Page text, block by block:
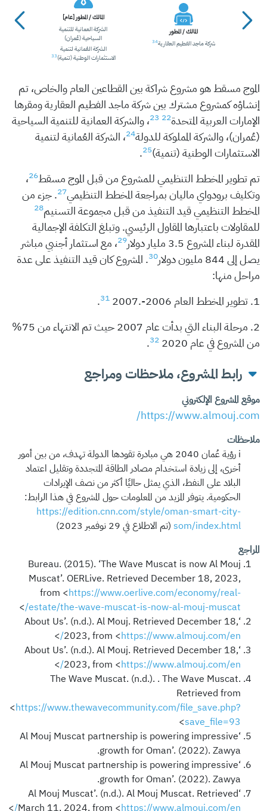
المالك / المطور [عام]
الشركة العمانية للتنمية
السياحية (عُمران)
الشركة العُمانية لتنمية
الاستثمارات الوطنية (تنمية)33
المالك / المطور
شركة ماجد الفطيم العقارية34
الموج مسقط هو مشروع شراكة بين القطاعين العام والخاص، تم
إنشاؤه كمشروع مشترك بين شركة ماجد الفطيم العقارية ومقرها
الإمارات العربية المتحدة22
23، والشركة العمانية للتنمية السياحية
(عُمران)، والشركة المملوكة للدولة24، الشركة العُمانية لتنمية
الاستثمارات الوطنية (تنمية)25
.
تم تطوير المخطط التنظيمي للمشروع من قبل الموج مسقط26،
وتكليف برودواي ماليان بمراجعة المخطط التنظيمي27. جزء من
المخطط التنظيمي قيد التنفيذ من قبل مجموعة التسنيم28
للمقاولات باعتبارها المقاول الرئيسي. وتبلغ التكلفة الإجمالية
المقدرة لبناء المشروع 3.5 مليار دولار
29، مع استثمار أجنبي مباشر
يصل إلى 844 مليون دولار
30. المشروع كان قيد التنفيذ على عدة
مراحل منها:
1. تطوير المخطط العام 2006-.2007
31
.
2. مرحلة البناء التي بدأت عام 2007 حيث تم الانتهاء من 75%
من المشروع في عام 2020
32
.
رابط المشروع، ملاحظات ومراجع
موقع المشروع الإلكتروني
https://www.almouj.com/
ملاحظات
i رؤية عُمان 2040 هي مبادرة تقودها الدولة تهدف، من بين أمور
أخرى، إلى زيادة استخدام مصادر الطاقة المتجددة وتقليل اعتماد
البلاد على النفط، الذي يمثل حاليًا أكثر من نصف الإيرادات
الحكومية. يتوفر المزيد من المعلومات حول المشروع في هذا الرابط:
https://edition.cnn.com/style/oman-smart-city-
som/index.html (تم الاطلاع في 29 نوفمبر 2023)
المراجع
Bureau. (2015). ‘The Wave Muscat is now Al Mouj
Muscat’. OERLive. Retrieved December 18, 2023,
from <https://www.oerlive.com/economy/real-
estate/the-wave-muscat-is-now-al-mouj-muscat/
>
‘About Us’. (n.d.). Al Mouj. Retrieved December 18,
2023, from <https://www.almouj.com/en/
>
‘About Us’. (n.d.). Al Mouj. Retrieved December 18,
2023, from <https://www.almouj.com/en/
>
The Wave Muscat. (n.d.). . The Wave Muscat.
Retrieved from
<https://www.thewavecommunity.com/file_save.php?
save_file=93
>
‘Al Mouj Muscat partnership is powering impressive
growth for Oman’. (2022). Zawya.
‘Al Mouj Muscat partnership is powering impressive
growth for Oman’. (2022). Zawya.
‘Al Mouj Muscat’. (n.d.). Al Mouj Muscat. Retrieved
March 11, 2024, from <https://www.almouj.com/en/
>